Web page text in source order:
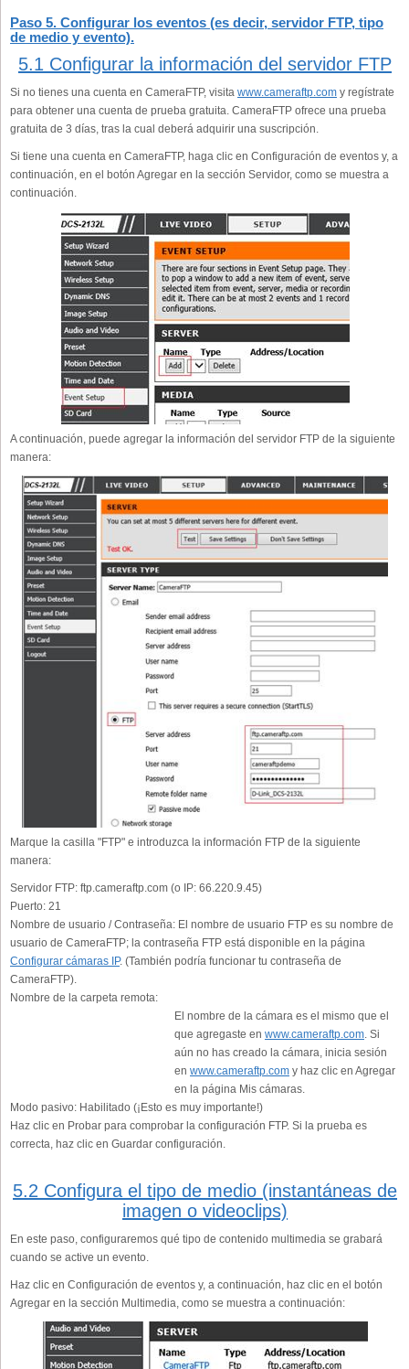
Paso 5. Configurar los eventos (es decir, servidor FTP, tipo
de medio y evento).
5.1 Configurar la información del servidor FTP
Si no tienes una cuenta en CameraFTP, visita www.cameraftp.com y regístrate
para obtener una cuenta de prueba gratuita. CameraFTP ofrece una prueba
gratuita de 3 días, tras la cual deberá adquirir una suscripción.
Si tiene una cuenta en CameraFTP, haga clic en Configuración de eventos y, a
continuación, en el botón Agregar en la sección Servidor, como se muestra a
continuación.
A continuación, puede agregar la información del servidor FTP de la siguiente
manera:
Marque la casilla "FTP" e introduzca la información FTP de la siguiente
manera:
Servidor FTP: ftp.cameraftp.com (o IP: 66.220.9.45)
Puerto: 21
Nombre de usuario / Contraseña: El nombre de usuario FTP es su nombre de
usuario de CameraFTP; la contraseña FTP está disponible en la página
Configurar cámaras IP. (También podría funcionar tu contraseña de
CameraFTP).
Nombre de la carpeta remota:
El nombre de la cámara es el mismo que el
que agregaste en www.cameraftp.com. Si
aún no has creado la cámara, inicia sesión
en www.cameraftp.com y haz clic en Agregar
en la página Mis cámaras.
Modo pasivo: Habilitado (¡Esto es muy importante!)
Haz clic en Probar para comprobar la configuración FTP. Si la prueba es
correcta, haz clic en Guardar configuración.
5.2 Configura el tipo de medio (instantáneas de
imagen o videoclips)
En este paso, configuraremos qué tipo de contenido multimedia se grabará
cuando se active un evento.
Haz clic en Configuración de eventos y, a continuación, haz clic en el botón
Agregar en la sección Multimedia, como se muestra a continuación: